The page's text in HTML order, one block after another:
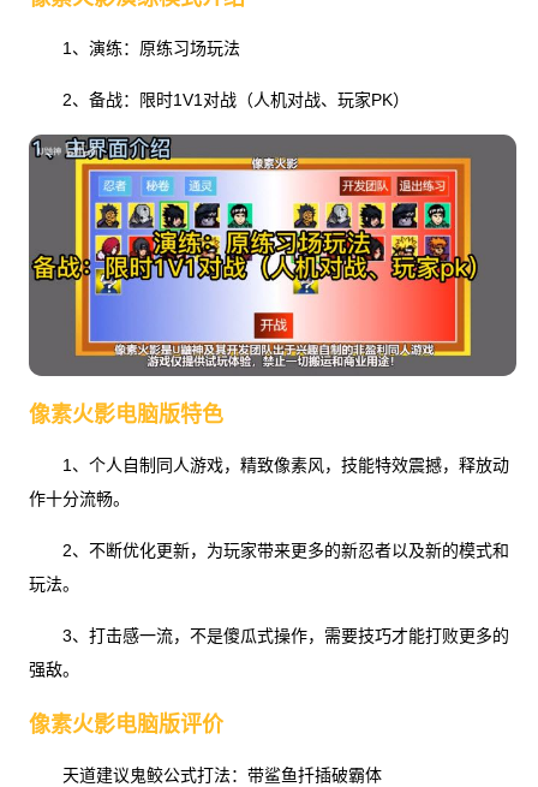
1、演练：原练习场玩法
2、备战：限时1V1对战（人机对战、玩家PK）
像素火影电脑版特色
1、个人自制同人游戏，精致像素风，技能特效震撼，释放动
作十分流畅。
2、不断优化更新，为玩家带来更多的新忍者以及新的模式和
玩法。
3、打击感一流，不是傻瓜式操作，需要技巧才能打败更多的
强敌。
像素火影电脑版评价
天道建议鬼鲛公式打法：带鲨鱼扦插破霸体